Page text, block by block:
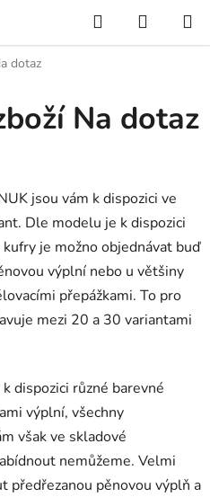
Hledat
KOŠÍK
dotaz
Na dotaz
jsou vám k dispozici ve
Dle modelu je k dispozici
je možno objednávat buď
výplní nebo u většiny
přepážkami. To pro
mezi 20 a 30 variantami
dispozici různé barevné
výplní, všechny
však ve skladové
nemůžeme. Velmi
předřezanou pěnovou výplň a